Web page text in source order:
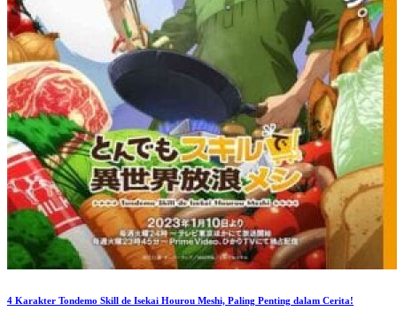
4 Karakter Tondemo Skill de Isekai Hourou Meshi, Paling Penting dalam Cerita!